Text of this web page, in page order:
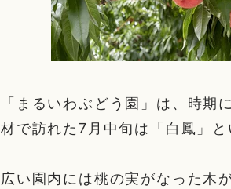
「まるいわぶどう園」は、時期
材で訪れた7月中旬は「白鳳」
広い園内には桃の実がなった